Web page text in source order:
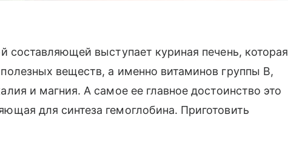
составляющей выступает куриная печень, которая
веществ, а именно витаминов группы В,
и магния. А самое ее главное достоинство это
для синтеза гемоглобина. Приготовить